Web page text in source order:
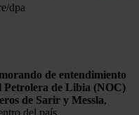
dpa
de entendimiento
Petrolera de Libia (NOC)
de Sarir y Messla,
del país.